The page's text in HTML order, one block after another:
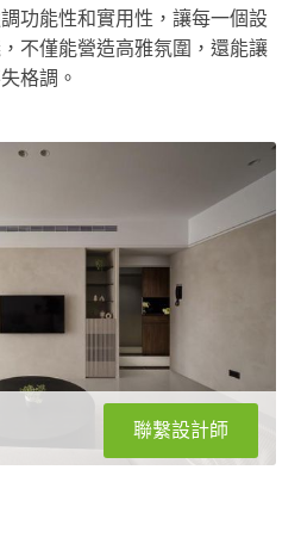
功能性和實用性，讓每一個設
不僅能營造高雅氛圍，還能讓
格調。
聯繫設計師